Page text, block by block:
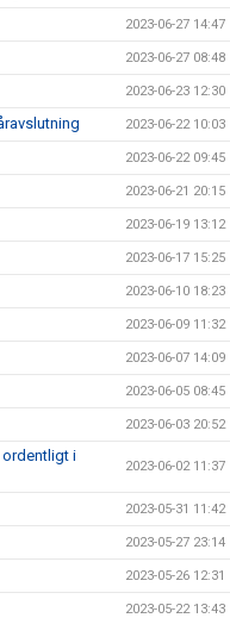
2023-06-27 14:47
2023-06-27 08:48
2023-06-23 12:30
2023-06-22 10:03
2023-06-22 09:45
2023-06-21 20:15
2023-06-19 13:12
2023-06-17 15:25
2023-06-10 18:23
2023-06-09 11:32
2023-06-07 14:09
2023-06-05 08:45
2023-06-03 20:52
ordentligt i
2023-06-02 11:37
2023-05-31 11:42
2023-05-27 23:14
2023-05-26 12:31
2023-05-22 13:43